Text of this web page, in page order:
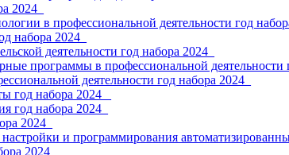
2024_
в профессиональной деятельности год
набора 2024_
деятельности год набора 2024_
программы в профессиональной деятельности
деятельности год набора 2024_
набора 2024 _
набора 2024_
2024_
и программирования
2024_